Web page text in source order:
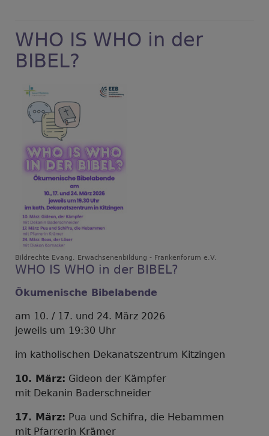
Das
WHO IS WHO in der
BIBEL?
Bildrechte Evang. Erwachsenenbildung - Frankenforum e.V.
WHO IS WHO in der BIBEL?
Ökumenische Bibelabende
am 10. / 17. und 24. März 2026
jeweils um 19:30 Uhr
im katholischen Dekanatszentrum Kitzingen
10. März: Gideon der Kämpfer
mit Dekanin Baderschneider
17. März: Pua und Schifra, die Hebammen
mit Pfarrerin Krämer